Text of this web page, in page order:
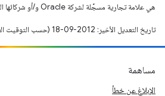
هي علامة تجارية مسجَّلة لشركة Oracle و/أو شركائها التابعين.
تاريخ التعديل الأخير: 2012-09-18 (حسب التوقيت العالمي المتفَّق عليه)
مساهمة
الإبلاغ عن خطأ